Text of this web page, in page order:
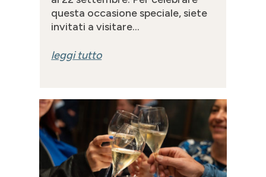
questa occasione speciale, siete
invitati a visitare...
leggi tutto